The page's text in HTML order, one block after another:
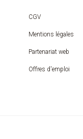
CGV
Mentions légales
Partenariat web
Offres d'emploi